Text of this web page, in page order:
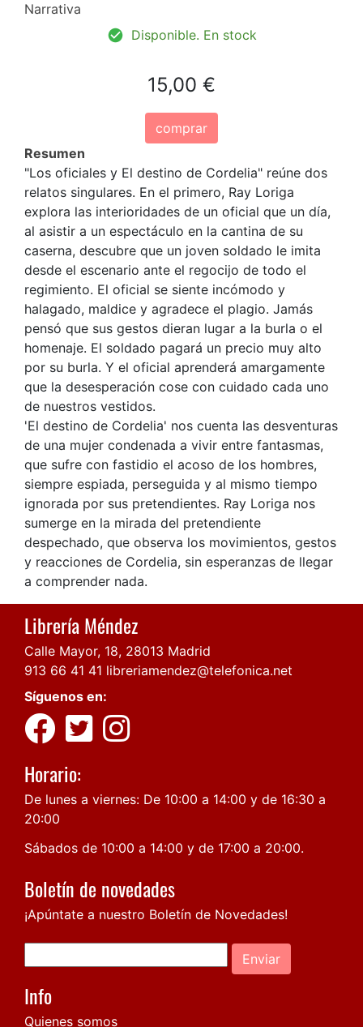
Narrativa
Disponible. En stock
15,00 €
comprar
Resumen
"Los oficiales y El destino de Cordelia" reúne dos
relatos singulares. En el primero, Ray Loriga
explora las interioridades de un oficial que un día,
al asistir a un espectáculo en la cantina de su
caserna, descubre que un joven soldado le imita
desde el escenario ante el regocijo de todo el
regimiento. El oficial se siente incómodo y
halagado, maldice y agradece el plagio. Jamás
pensó que sus gestos dieran lugar a la burla o el
homenaje. El soldado pagará un precio muy alto
por su burla. Y el oficial aprenderá amargamente
que la desesperación cose con cuidado cada uno
de nuestros vestidos.
'El destino de Cordelia' nos cuenta las desventuras
de una mujer condenada a vivir entre fantasmas,
que sufre con fastidio el acoso de los hombres,
siempre espiada, perseguida y al mismo tiempo
ignorada por sus pretendientes. Ray Loriga nos
sumerge en la mirada del pretendiente
despechado, que observa los movimientos, gestos
y reacciones de Cordelia, sin esperanzas de llegar
a comprender nada.
Librería Méndez
Calle Mayor, 18, 28013 Madrid
913 66 41 41 libreriamendez@telefonica.net
Síguenos en:
Horario:
De lunes a viernes: De 10:00 a 14:00 y de 16:30 a
20:00
Sábados de 10:00 a 14:00 y de 17:00 a 20:00.
Boletín de novedades
¡Apúntate a nuestro Boletín de Novedades!
Enviar
Info
Quienes somos